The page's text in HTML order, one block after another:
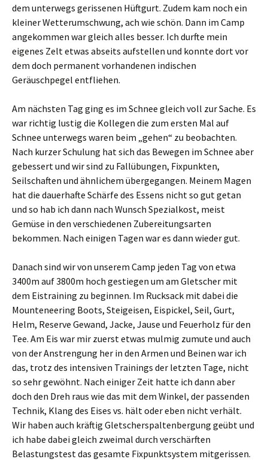
dem unterwegs gerissenen Hüftgurt. Zudem kam noch ein
kleiner Wetterumschwung, ach wie schön. Dann im Camp
angekommen war gleich alles besser. Ich durfte mein
eigenes Zelt etwas abseits aufstellen und konnte dort vor
dem doch permanent vorhandenen indischen
Geräuschpegel entfliehen.
Am nächsten Tag ging es im Schnee gleich voll zur Sache. Es
war richtig lustig die Kollegen die zum ersten Mal auf
Schnee unterwegs waren beim „gehen“ zu beobachten.
Nach kurzer Schulung hat sich das Bewegen im Schnee aber
gebessert und wir sind zu Fallübungen, Fixpunkten,
Seilschaften und ähnlichem übergegangen. Meinem Magen
hat die dauerhafte Schärfe des Essens nicht so gut getan
und so hab ich dann nach Wunsch Spezialkost, meist
Gemüse in den verschiedenen Zubereitungsarten
bekommen. Nach einigen Tagen war es dann wieder gut.
Danach sind wir von unserem Camp jeden Tag von etwa
3400m auf 3800m hoch gestiegen um am Gletscher mit
dem Eistraining zu beginnen. Im Rucksack mit dabei die
Mounteneering Boots, Steigeisen, Eispickel, Seil, Gurt,
Helm, Reserve Gewand, Jacke, Jause und Feuerholz für den
Tee. Am Eis war mir zuerst etwas mulmig zumute und auch
von der Anstrengung her in den Armen und Beinen war ich
das, trotz des intensiven Trainings der letzten Tage, nicht
so sehr gewöhnt. Nach einiger Zeit hatte ich dann aber
doch den Dreh raus wie das mit dem Winkel, der passenden
Technik, Klang des Eises vs. hält oder eben nicht verhält.
Wir haben auch kräftig Gletscherspaltenbergung geübt und
ich habe dabei gleich zweimal durch verschärften
Belastungstest das gesamte Fixpunktsystem mitgerissen.